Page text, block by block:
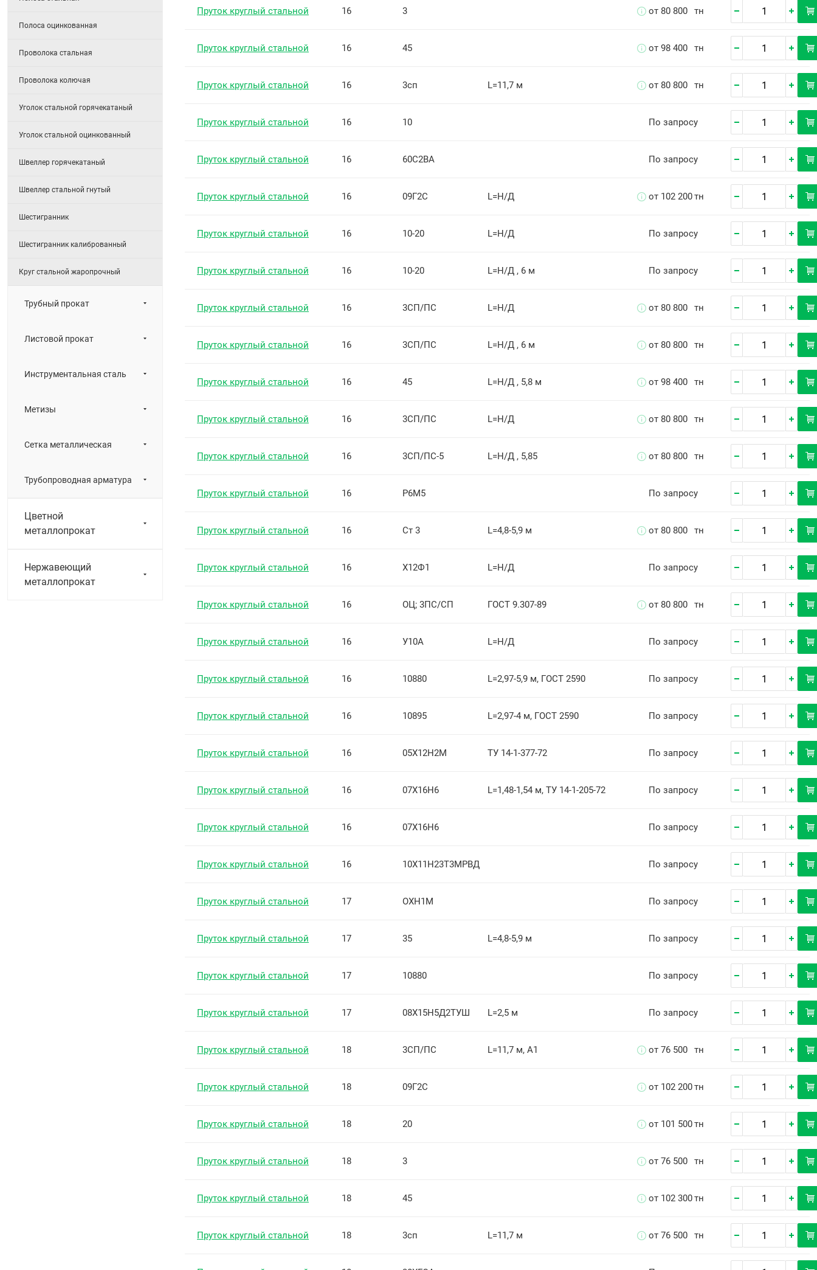
Полоса оцинкованная
Проволока стальная
Проволока колючая
Уголок стальной горячекатаный
Уголок стальной оцинкованный
Швеллер горячекатаный
Швеллер стальной гнутый
Шестигранник
Шестигранник калиброванный
Круг стальной жаропрочный
Трубный прокат
Листовой прокат
Инструментальная сталь
Метизы
Сетка металлическая
Трубопроводная арматура
Цветной
металлопрокат
Нержавеющий
металлопрокат
Пруток круглый стальной 16 3 от 80 800 тн
Пруток круглый стальной 16 45 от 98 400 тн
Пруток круглый стальной 16 3сп L=11,7 м от 80 800 тн
Пруток круглый стальной 16 10 По запросу
Пруток круглый стальной 16 60С2ВА По запросу
Пруток круглый стальной 16 09Г2С L=Н/Д от 102 200тн
Пруток круглый стальной 16 10-20 L=Н/Д По запросу
Пруток круглый стальной 16 10-20 L=Н/Д , 6 м По запросу
Пруток круглый стальной 16 3СП/ПС L=Н/Д от 80 800 тн
Пруток круглый стальной 16 3СП/ПС L=Н/Д , 6 м от 80 800 тн
Пруток круглый стальной 16 45 L=Н/Д , 5,8 м от 98 400 тн
Пруток круглый стальной 16 3СП/ПС L=Н/Д от 80 800 тн
Пруток круглый стальной 16 3СП/ПС-5 L=Н/Д , 5,85 от 80 800 тн
Пруток круглый стальной 16 Р6М5 По запросу
Пруток круглый стальной 16 Ст 3 L=4,8-5,9 м от 80 800 тн
Пруток круглый стальной 16 Х12Ф1 L=Н/Д По запросу
Пруток круглый стальной 16 ОЦ; 3ПС/СП ГОСТ 9.307-89 от 80 800 тн
Пруток круглый стальной 16 У10А L=Н/Д По запросу
Пруток круглый стальной 16 10880 L=2,97-5,9 м, ГОСТ 2590 По запросу
Пруток круглый стальной 16 10895 L=2,97-4 м, ГОСТ 2590 По запросу
Пруток круглый стальной 16 05Х12Н2М ТУ 14-1-377-72 По запросу
Пруток круглый стальной 16 07Х16Н6 L=1,48-1,54 м, ТУ 14-1-205-72 По запросу
Пруток круглый стальной 16 07Х16Н6 По запросу
Пруток круглый стальной 16 10Х11Н23Т3МРВД По запросу
Пруток круглый стальной 17 ОХН1М По запросу
Пруток круглый стальной 17 35 L=4,8-5,9 м По запросу
Пруток круглый стальной 17 10880 По запросу
Пруток круглый стальной 17 08Х15Н5Д2ТУШ L=2,5 м По запросу
Пруток круглый стальной 18 3СП/ПС L=11,7 м, А1 от 76 500 тн
Пруток круглый стальной 18 09Г2С от 102 200тн
Пруток круглый стальной 18 20 от 101 500тн
Пруток круглый стальной 18 3 от 76 500 тн
Пруток круглый стальной 18 45 от 102 300тн
Пруток круглый стальной 18 3сп L=11,7 м от 76 500 тн